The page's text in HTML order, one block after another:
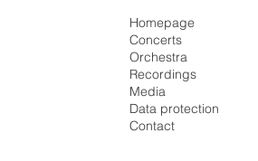
Homepage
Concerts
Orchestra
Recordings
Media
Data protection
Contact